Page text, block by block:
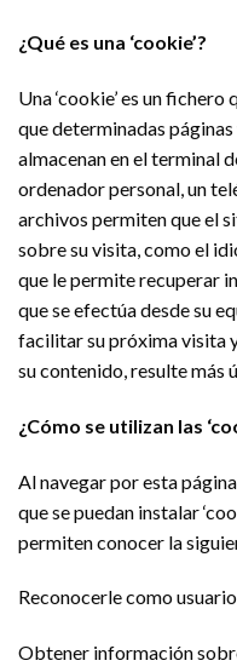
¿Qué es una ‘cookie’?
Una ‘cookie’ es un
que determinadas
almacenan en el terminal
ordenador personal, un
archivos permiten que el
sobre su visita, como el
que le permite recuperar
que se efectúa desde su
facilitar su próxima visita
su contenido, resulte más
¿Cómo se utilizan las
Al navegar por esta
que se puedan instalar
permiten conocer la
Reconocerle como
Obtener información